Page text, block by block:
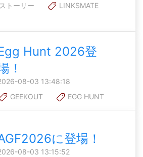
トーリー
LINKSMATE
Hunt 2026登
！
08-03 13:48:18
GEEKOUT EGG HUNT
に登場！
08-03 13:15:52